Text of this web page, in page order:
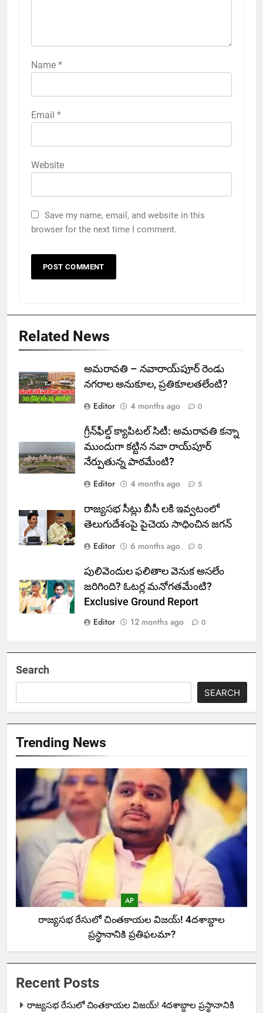
Name *
Email *
Website
Save my name, email, and website in this
browser for the next time I comment.
Related News
అమరావతి – నవారాయ్‌పూర్ రెండు
నగరాల అనుకూల, ప్రతికూలతలేంటి?
Editor
4 months ago 0
గ్రీన్‌ఫీల్డ్ క్యాపిటల్ సిటీ: అమరావతి కన్నా
ముందుగా కట్టిన నవా రాయ్‌పూర్
నేర్పుతున్న పాఠమేంటి?
Editor
4 months ago 5
రాజ్యసభ సీట్లు బీసీ లకి ఇవ్వటంలో
తెలుగుదేశంపై పైచెయ సాధించిన జగన్
Editor
6 months ago 0
పులివెందుల ఫలితాల వెనుక అసలేం
జరిగింది? ఓటర్ల మనోగతమేంటి?
Exclusive Ground Report
Editor
12 months ago 0
Search
SEARCH
Trending News
AP
రాజ్యసభ రేసులో చింతకాయల విజయ్‌! 4దశాబ్దాల
ప్రస్థానానికి ప్రతిఫలమా?
Recent Posts
రాజ్యసభ రేసులో చింతకాయల విజయ్‌! 4దశాబ్దాల ప్రస్థానానికి